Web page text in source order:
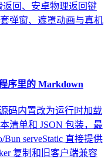
返回、安卓物理返回键
弹窗、遮罩动画与真机
序里的 Markdown
码内置改为运行时加载
清单和 JSON 包装，最
serveStatic 直接提供
复制和旧客户端兼容